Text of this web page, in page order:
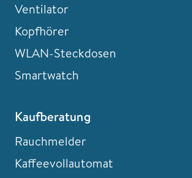
Ventilator
Kopfhörer
WLAN-Steckdosen
Smartwatch
Kaufberatung
Rauchmelder
Kaffeevollautomat